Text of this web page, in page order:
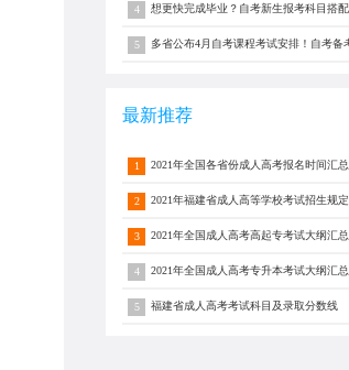
4
5
最新推荐
1 2021年全国各省份成人高考报名时间汇总
2 2021年福建省成人高等学校考试招生规定
3 2021年全国成人高考高起专考试大纲汇总
4 2021年全国成人高考专升本考试大纲汇总
5 福建省成人高考考试科目及录取分数线